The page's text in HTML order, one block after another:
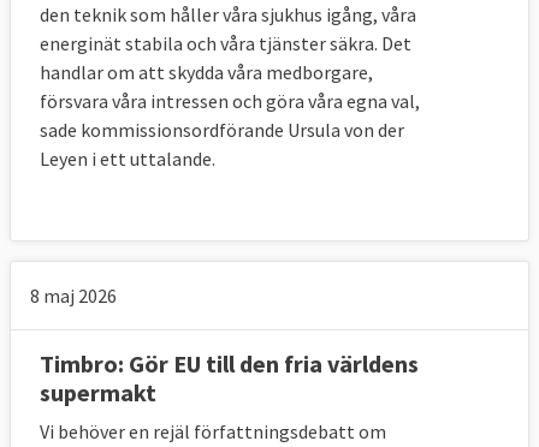
den teknik som håller våra sjukhus igång, våra
energinät stabila och våra tjänster säkra. Det
handlar om att skydda våra medborgare,
försvara våra intressen och göra våra egna val,
sade kommissionsordförande Ursula von der
Leyen i ett uttalande.
8 maj 2026
Timbro: Gör EU till den fria världens
supermakt
Vi behöver en rejäl författningsdebatt om